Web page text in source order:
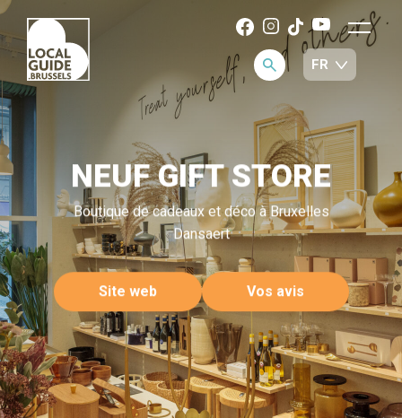
NEUF GIFT STORE
Boutique de cadeaux et déco à Bruxelles
Dansaert
Site web Vos avis